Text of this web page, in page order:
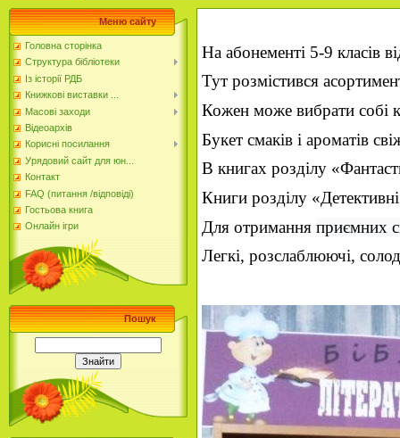
Меню сайту
Головна сторінка
Структура бібліотеки
Із історії РДБ
Книжкові виставки ...
Масові заходи
Відеоархів
Корисні посилання
Урядовий сайт для юн...
Контакт
FAQ (питання /відповіді)
Гостьова книга
Онлайн ігри
Пошук
На абонементі 5-9 класів
Тут розмістився
Кожен може вибрати собі
Букет смаків і ароматів
В книгах розділу
Книги розділу
Для отримання приємних
Легкі, розслаблюючі,